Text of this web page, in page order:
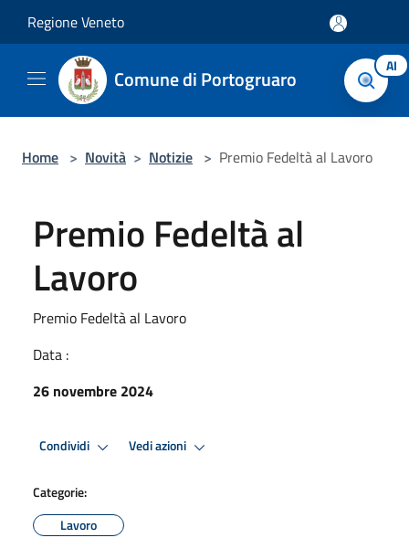
Regione Veneto
Comune di Portogruaro AI
Home > Novità > Notizie > Premio Fedeltà al Lavoro
Premio Fedeltà al
Lavoro
Premio Fedeltà al Lavoro
Data :
26 novembre 2024
Condividi Vedi azioni
Categorie:
Lavoro